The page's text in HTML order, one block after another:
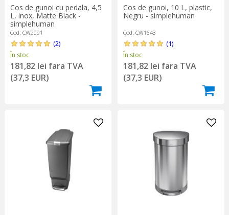
Cos de gunoi cu pedala, 4,5
L, inox, Matte Black -
simplehuman
Cod: CW2091
(2)
În stoc
181,82 lei fara TVA
(37,3 EUR)
Cos de gunoi, 10 L, plastic,
Negru - simplehuman
Cod: CW1643
(1)
În stoc
181,82 lei fara TVA
(37,3 EUR)